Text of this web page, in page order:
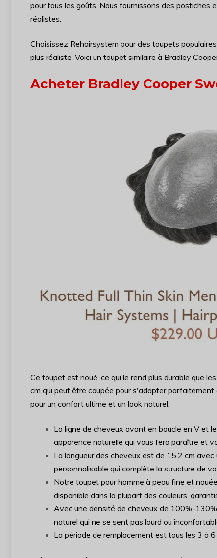
pour tous les goûts. Nous fournissons des
réalistes.
Choisissez Rehairsystem pour des toupets
plus réaliste. Voici un toupet similaire à Bradley
Acheter Bradley Cooper
Ce toupet est noué, ce qui le rend plus durable que
cm qui peut être coupée pour s'adapter
pour un confort ultime et un look naturel.
La ligne de cheveux avant en boucle en V et
apparence naturelle qui vous fera paraître et
La longueur des cheveux est de 15,2 cm
personnalisable qui complète la structure de
Notre toupet pour homme à peau fine et
disponible dans la plupart des couleurs,
Avec une densité de cheveux de 100%-
naturel qui ne se sent pas lourd ou
La période de remplacement est tous les 3 à